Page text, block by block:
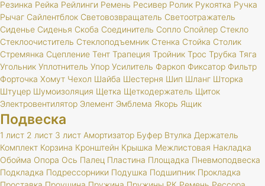
Резинка Рейка Рейлинги Ремень Ресивер Ролик Рукоятка Ручка
Рычаг Сайлентблок Световозвращатель Светоотражатель
Сиденье Сиденья Скоба Соединитель Сопло Спойлер Стекло
Стеклоочиститель Стеклоподъемник Стенка Стойка Столик
Стремянка Сцепление Тент Трапеция Тройник Трос Трубка Тяга
Угольник Уплотнитель Упор Усилитель Фаркоп Фиксатор Фильтр
Форточка Хомут Чехол Шайба Шестерня Шип Шланг Шторка
Штуцер Шумоизоляция Щетка Щеткодержатель Щиток
Электровентилятор Элемент Эмблема Якорь Ящик
Подвеска
1 лист 2 лист 3 лист Амортизатор Буфер Втулка Держатель
Комплект Корзина Кронштейн Крышка Межлистовая Накладка
Обойма Опора Ось Палец Пластина Площадка Пневмоподвеска
Подкладка Подрессорники Подушка Подшипник Прокладка